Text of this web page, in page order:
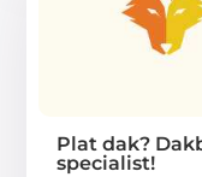
Plat dak?
specialist!